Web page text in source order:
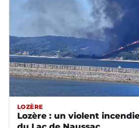
LOZÈRE
Lozère : un violent